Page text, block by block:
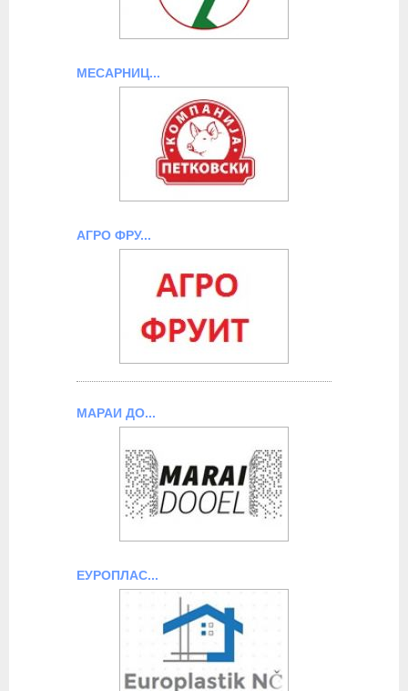
МЕСАРНИЦ...
АГРО ФРУ...
МАРАИ ДО...
ЕУРОПЛАС...